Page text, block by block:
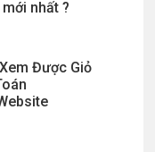
nhất ?
Được Giỏ